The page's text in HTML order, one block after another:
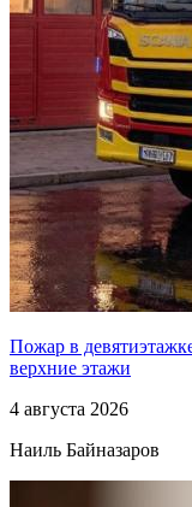
Пожар в
верхние этажи
4 августа 2026
Наиль Байназаров